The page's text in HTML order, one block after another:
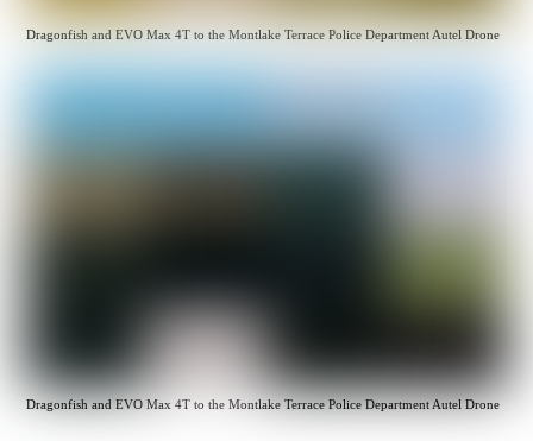
Dragonfish and EVO Max 4T to the Montlake Terrace Police Department Autel Drone
Dragonfish and EVO Max 4T to the Montlake Terrace Police Department Autel Drone